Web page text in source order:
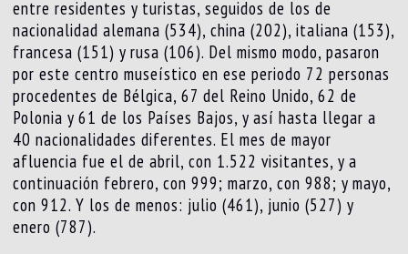
entre residentes y turistas, seguidos de los de
nacionalidad alemana (534), china (202), italiana (153),
francesa (151) y rusa (106). Del mismo modo, pasaron
por este centro museístico en ese periodo 72 personas
procedentes de Bélgica, 67 del Reino Unido, 62 de
Polonia y 61 de los Países Bajos, y así hasta llegar a
40 nacionalidades diferentes. El mes de mayor
afluencia fue el de abril, con 1.522 visitantes, y a
continuación febrero, con 999; marzo, con 988; y mayo,
con 912. Y los de menos: julio (461), junio (527) y
enero (787).